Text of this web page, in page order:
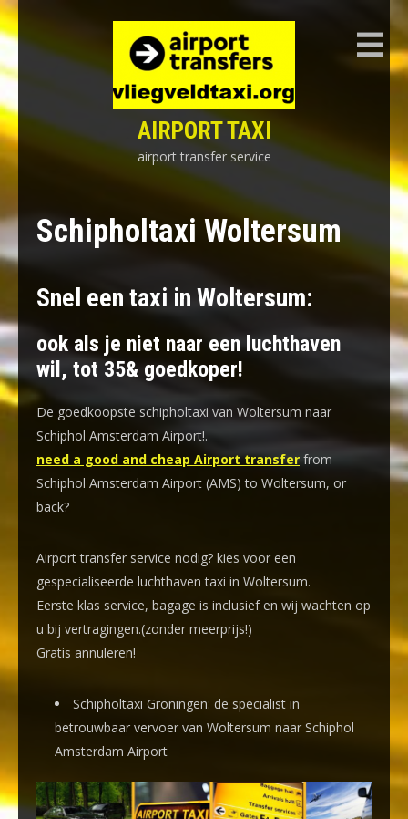
Skip
to
content
AIRPORT TAXI
airport transfer service
Schipholtaxi Woltersum
Snel een taxi in Woltersum:
ook als je niet naar een luchthaven
wil, tot 35& goedkoper!
De goedkoopste schipholtaxi van Woltersum naar
Schiphol Amsterdam Airport!.
need a good and cheap Airport transfer from
Schiphol Amsterdam Airport (AMS) to Woltersum, or
back?
Airport transfer service nodig? kies voor een
gespecialiseerde luchthaven taxi in Woltersum.
Eerste klas service, bagage is inclusief en wij wachten op
u bij vertragingen.(zonder meerprijs!)
Gratis annuleren!
Schipholtaxi Groningen: de specialist in
betrouwbaar vervoer van Woltersum naar Schiphol
Amsterdam Airport